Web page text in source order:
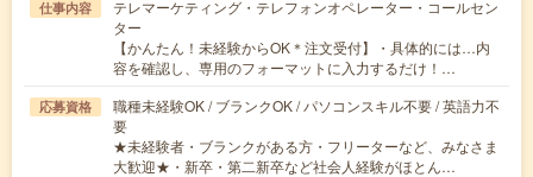
仕事内容
テレマーケティング・テレフォンオペレーター・コールセン
ター
【かんたん！未経験からOK＊注文受付】・具体的には…内
容を確認し、専用のフォーマットに入力するだけ！…
応募資格
職種未経験OK / ブランクOK / パソコンスキル不要 / 英語力不
要
★未経験者・ブランクがある方・フリーターなど、みなさま
大歓迎★・新卒・第二新卒など社会人経験がほとん…